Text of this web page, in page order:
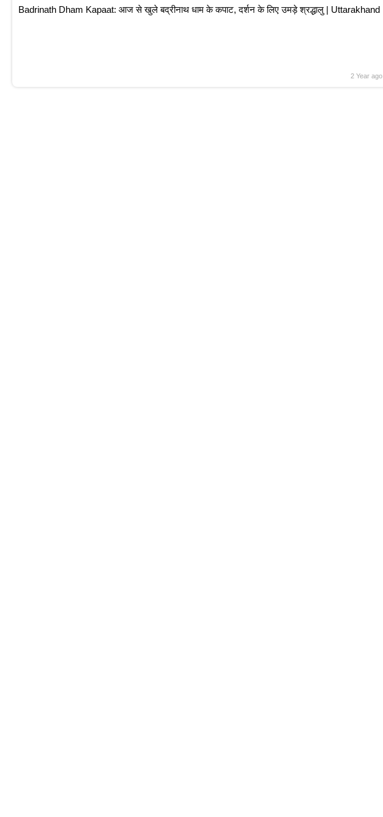
Badrinath Dham Kapaat: आज से खुले बद्रीनाथ धाम के कपाट, दर्शन के लिए उमड़े श्रद्धालु | Uttarakhand
2 Year ago